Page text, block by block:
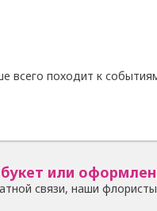
всего походит к
или
связи, наши